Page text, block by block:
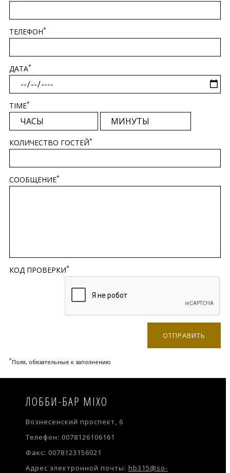
ТЕЛЕФОН*
ДАТА*
TIME*
КОЛИЧЕСТВО ГОСТЕЙ*
СООБЩЕНИЕ*
КОД ПРОВЕРКИ*
*Поля, обязательные к заполнению
ЛОББИ-БАР MIXO
Вознесенский проспект, 6
Телефон: 0078126106161
Факс: 0078123156021
Адрес электронной почты: hb315@so-